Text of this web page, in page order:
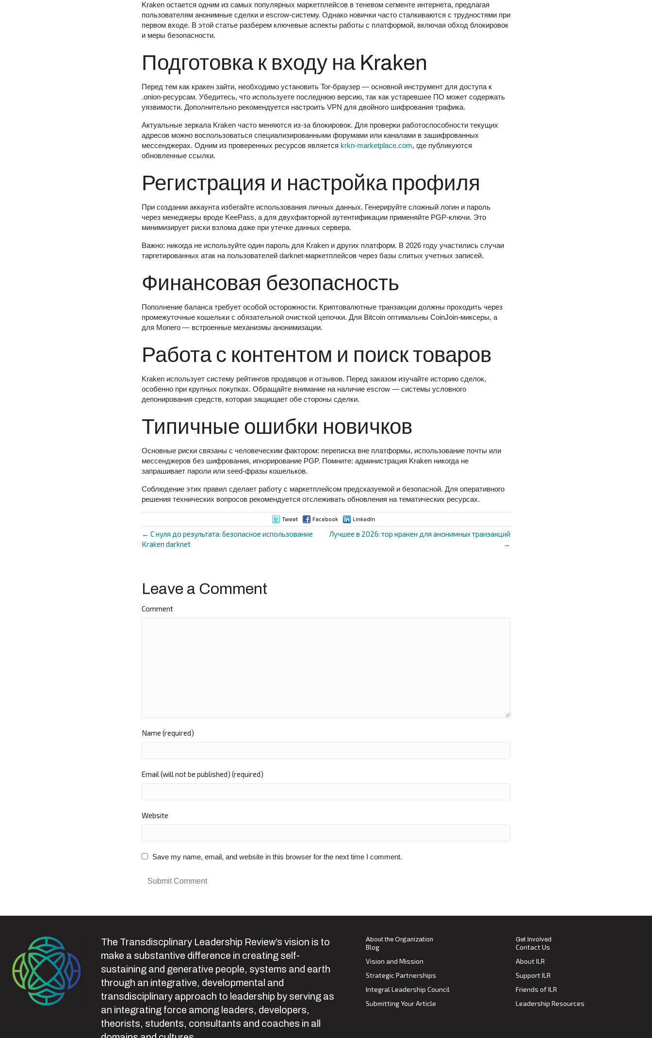
Kraken остается одним из самых популярных маркетплейсов в теневом сегменте интернета, предлагая
пользователям анонимные сделки и escrow-систему. Однако новички часто сталкиваются с трудностями при
первом входе. В этой статье разберем ключевые аспекты работы с платформой, включая обход блокировок
и меры безопасности.
Подготовка к входу на Kraken
Перед тем как кракен зайти, необходимо установить Tor-браузер — основной инструмент для доступа к
.onion-ресурсам. Убедитесь, что используете последнюю версию, так как устаревшее ПО может содержать
уязвимости. Дополнительно рекомендуется настроить VPN для двойного шифрования трафика.
Актуальные зеркала Kraken часто меняются из-за блокировок. Для проверки работоспособности текущих
адресов можно воспользоваться специализированными форумами или каналами в зашифрованных
мессенджерах. Одним из проверенных ресурсов является krkn-marketplace.com, где публикуются
обновленные ссылки.
Регистрация и настройка профиля
При создании аккаунта избегайте использования личных данных. Генерируйте сложный логин и пароль
через менеджеры вроде KeePass, а для двухфакторной аутентификации применяйте PGP-ключи. Это
минимизирует риски взлома даже при утечке данных сервера.
Важно: никогда не используйте один пароль для Kraken и других платформ. В 2026 году участились случаи
таргетированных атак на пользователей darknet-маркетплейсов через базы слитых учетных записей.
Финансовая безопасность
Пополнение баланса требует особой осторожности. Криптовалютные транзакции должны проходить через
промежуточные кошельки с обязательной очисткой цепочки. Для Bitcoin оптимальны CoinJoin-миксеры, а
для Monero — встроенные механизмы анонимизации.
Работа с контентом и поиск товаров
Kraken использует систему рейтингов продавцов и отзывов. Перед заказом изучайте историю сделок,
особенно при крупных покупках. Обращайте внимание на наличие escrow — системы условного
депонирования средств, которая защищает обе стороны сделки.
Типичные ошибки новичков
Основные риски связаны с человеческим фактором: переписка вне платформы, использование почты или
мессенджеров без шифрования, игнорирование PGP. Помните: администрация Kraken никогда не
запрашивает пароли или seed-фразы кошельков.
Соблюдение этих правил сделает работу с маркетплейсом предсказуемой и безопасной. Для оперативного
решения технических вопросов рекомендуется отслеживать обновления на тематических ресурсах.
Tweet Facebook LinkedIn
Posts
← С нуля до результата: безопасное использование
Kraken darknet
Лучшее в 2026: тор кракен для анонимных транзакций
→
Leave a Comment
Comment
Name (required)
Email (will not be published) (required)
Website
Save my name, email, and website in this browser for the next time I comment.
The Transdiscplinary Leadership Review’s vision is to
make a substantive difference in creating self-
sustaining and generative people, systems and earth
through an integrative, developmental and
transdisciplinary approach to leadership by serving as
an integrating force among leaders, developers,
theorists, students, consultants and coaches in all
About the Organization
Blog
Vision and Mission
Strategic Partnerships
Integral Leadership Council
Submitting Your Article
Get Involved
Contact Us
About ILR
Support ILR
Friends of ILR
Leadership Resources